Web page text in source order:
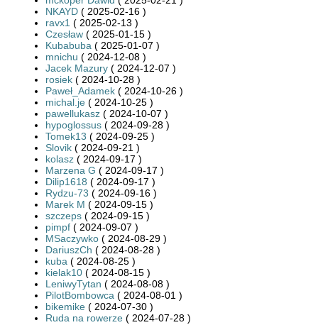
NKAYD ( 2025-02-16 )
ravx1 ( 2025-02-13 )
Czesław ( 2025-01-15 )
Kubabuba ( 2025-01-07 )
mnichu ( 2024-12-08 )
Jacek Mazury ( 2024-12-07 )
rosiek ( 2024-10-28 )
Paweł_Adamek ( 2024-10-26 )
michal.je ( 2024-10-25 )
pawellukasz ( 2024-10-07 )
hypoglossus ( 2024-09-28 )
Tomek13 ( 2024-09-25 )
Slovik ( 2024-09-21 )
kolasz ( 2024-09-17 )
Marzena G ( 2024-09-17 )
Dilip1618 ( 2024-09-17 )
Rydzu-73 ( 2024-09-16 )
Marek M ( 2024-09-15 )
szczeps ( 2024-09-15 )
pimpf ( 2024-09-07 )
MSaczywko ( 2024-08-29 )
DariuszCh ( 2024-08-28 )
kuba ( 2024-08-25 )
kielak10 ( 2024-08-15 )
LeniwyTytan ( 2024-08-08 )
PilotBombowca ( 2024-08-01 )
bikemike ( 2024-07-30 )
Ruda na rowerze ( 2024-07-28 )